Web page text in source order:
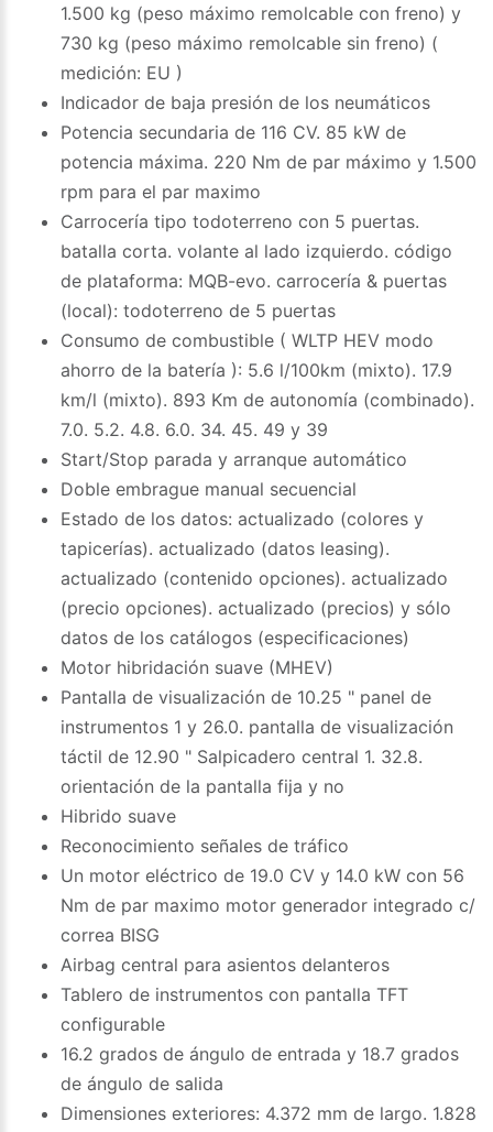
1.500 kg (peso máximo remolcable con freno) y
730 kg (peso máximo remolcable sin freno) (
medición: EU )
Indicador de baja presión de los neumáticos
Potencia secundaria de 116 CV. 85 kW de
potencia máxima. 220 Nm de par máximo y 1.500
rpm para el par maximo
Carrocería tipo todoterreno con 5 puertas.
batalla corta. volante al lado izquierdo. código
de plataforma: MQB-evo. carrocería & puertas
(local): todoterreno de 5 puertas
Consumo de combustible ( WLTP HEV modo
ahorro de la batería ): 5.6 l/100km (mixto). 17.9
km/l (mixto). 893 Km de autonomía (combinado).
7.0. 5.2. 4.8. 6.0. 34. 45. 49 y 39
Start/Stop parada y arranque automático
Doble embrague manual secuencial
Estado de los datos: actualizado (colores y
tapicerías). actualizado (datos leasing).
actualizado (contenido opciones). actualizado
(precio opciones). actualizado (precios) y sólo
datos de los catálogos (especificaciones)
Motor hibridación suave (MHEV)
Pantalla de visualización de 10.25 " panel de
instrumentos 1 y 26.0. pantalla de visualización
táctil de 12.90 " Salpicadero central 1. 32.8.
orientación de la pantalla fija y no
Hibrido suave
Reconocimiento señales de tráfico
Un motor eléctrico de 19.0 CV y 14.0 kW con 56
Nm de par maximo motor generador integrado c/
correa BISG
Airbag central para asientos delanteros
Tablero de instrumentos con pantalla TFT
configurable
16.2 grados de ángulo de entrada y 18.7 grados
de ángulo de salida
Dimensiones exteriores: 4.372 mm de largo. 1.828